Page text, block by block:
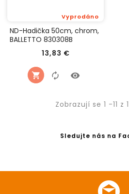
ND-Hadička 50cm, chrom,
BALLETTO 830308B
13,83 €
Vyprodáno
Cena
Zobrazují se 1 -11 z
Sledujte nás na